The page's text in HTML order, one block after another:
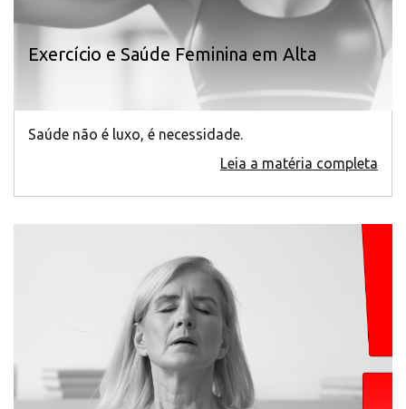
Exercício e Saúde Feminina em Alta
Saúde não é luxo, é necessidade.
Leia a matéria completa